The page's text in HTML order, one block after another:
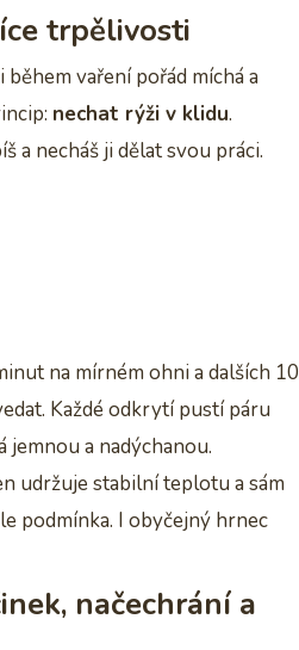
trpělivosti
vaření pořád míchá a
nechat rýži v klidu.
a necháš ji dělat svou práci.
na mírném ohni a dalších 10
Každé odkrytí pustí páru
jemnou a nadýchanou.
udržuje stabilní teplotu a sám
podmínka. I obyčejný hrnec
načechrání a